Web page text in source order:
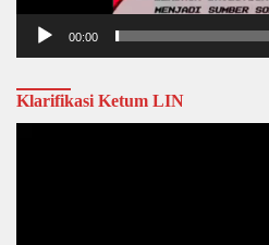
00:00
Klarifikasi Ketum LIN